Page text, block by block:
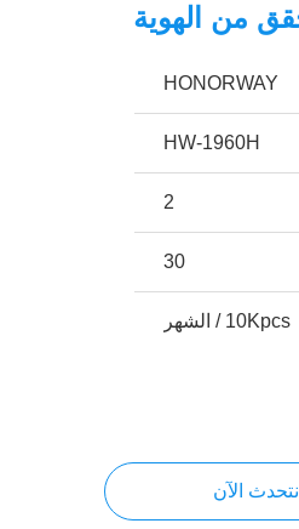
HONORWAY
HW-1960H
2
30
10Kpcs / الشهر
نتحدث الآن